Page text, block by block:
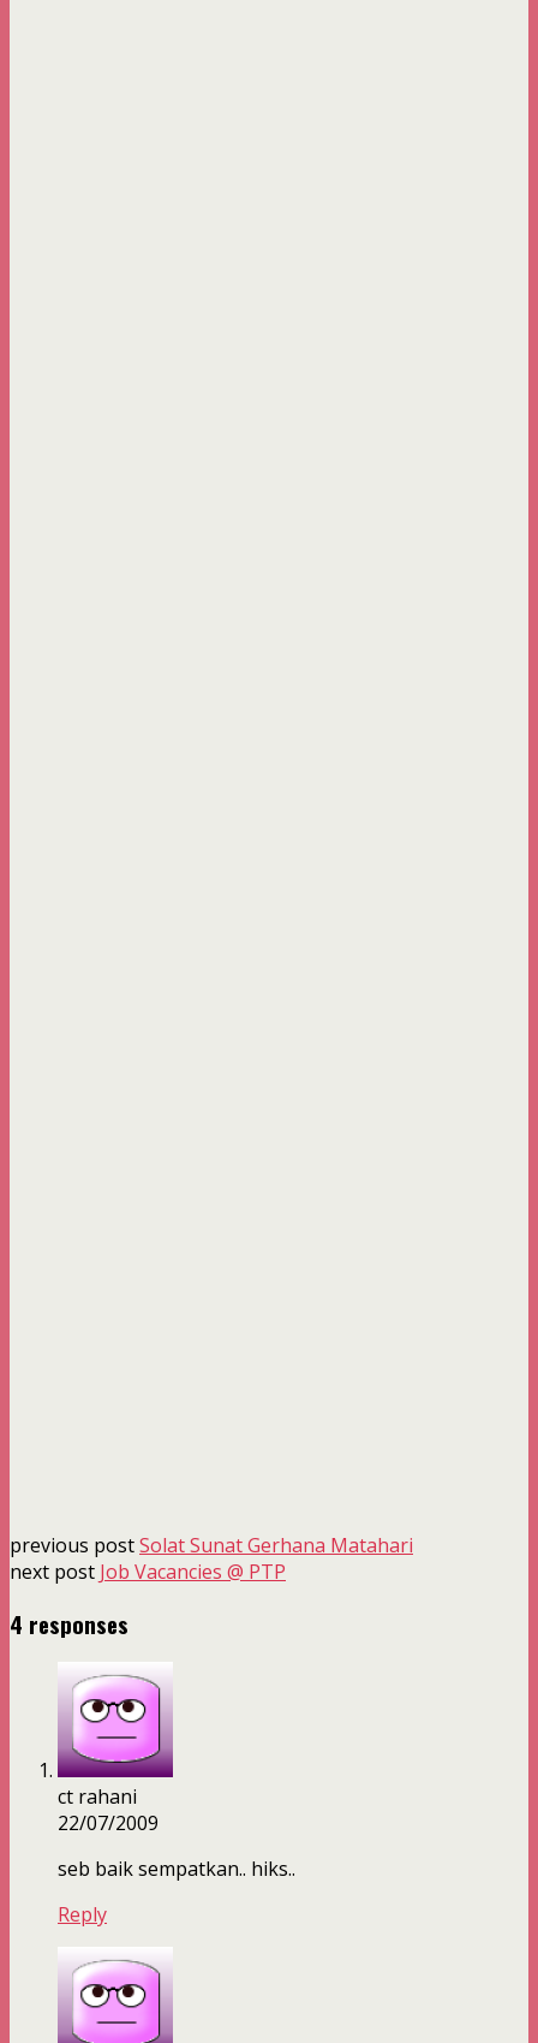
previous postSolat Sunat Gerhana Matahari
next post Job Vacancies @ PTP
4 responses
ct rahani
22/07/2009
seb baik sempatkan.. hiks..
Reply